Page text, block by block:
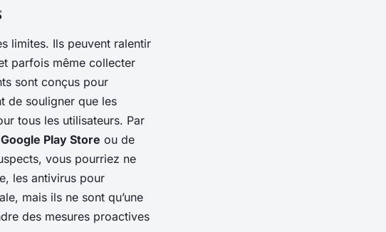
limites. Ils peuvent ralentir
parfois même collecter
sont conçus pour
de souligner que les
tous les utilisateurs. Par
Google Play Store ou de
vous pourriez ne
les antivirus pour
mais ils ne sont qu’une
des mesures proactives